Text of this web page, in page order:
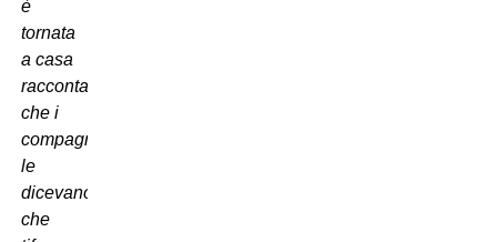
è
tornata
a casa
raccontando
che i
compagni
le
dicevano
che